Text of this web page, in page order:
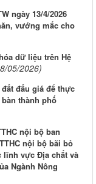
ngày 13/4/2026
vướng mắc cho
dữ liệu trên Hệ
05/2026)
đấu giá để thực
thành phố
nội bộ ban
nội bộ bãi bỏ
lĩnh vực Địa chất và
Ngành Nông